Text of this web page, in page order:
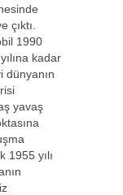
çıktı.
1990
kadar
dünyanın
yavaş
1955 yılı